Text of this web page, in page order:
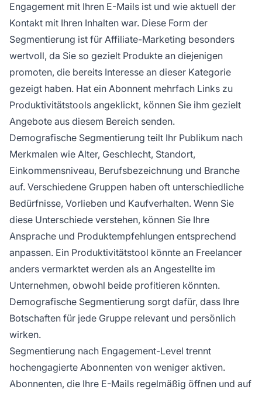
Engagement mit Ihren E-Mails ist und wie aktuell der
Kontakt mit Ihren Inhalten war. Diese Form der
Segmentierung ist für Affiliate-Marketing besonders
wertvoll, da Sie so gezielt Produkte an diejenigen
promoten, die bereits Interesse an dieser Kategorie
gezeigt haben. Hat ein Abonnent mehrfach Links zu
Produktivitätstools angeklickt, können Sie ihm gezielt
Angebote aus diesem Bereich senden.
Demografische Segmentierung teilt Ihr Publikum nach
Merkmalen wie Alter, Geschlecht, Standort,
Einkommensniveau, Berufsbezeichnung und Branche
auf. Verschiedene Gruppen haben oft unterschiedliche
Bedürfnisse, Vorlieben und Kaufverhalten. Wenn Sie
diese Unterschiede verstehen, können Sie Ihre
Ansprache und Produktempfehlungen entsprechend
anpassen. Ein Produktivitätstool könnte an Freelancer
anders vermarktet werden als an Angestellte im
Unternehmen, obwohl beide profitieren könnten.
Demografische Segmentierung sorgt dafür, dass Ihre
Botschaften für jede Gruppe relevant und persönlich
wirken.
Segmentierung nach Engagement-Level trennt
hochengagierte Abonnenten von weniger aktiven.
Abonnenten, die Ihre E-Mails regelmäßig öffnen und auf